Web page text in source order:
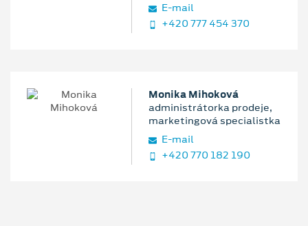
E‑mail
+420 777 454 370
Monika Mihoková
administrátorka prodeje,
marketingová specialistka
E‑mail
+420 770 182 190